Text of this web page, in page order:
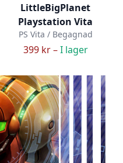
LittleBigPlanet
Playstation Vita
PS Vita / Begagnad
399 kr –I lager